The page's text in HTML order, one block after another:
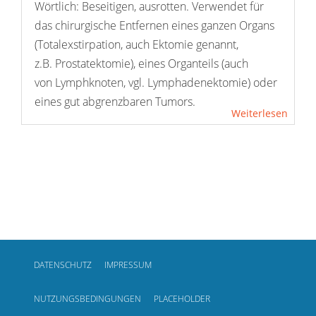
Wörtlich: Beseitigen, ausrotten. Verwendet für
das chirurgische Entfernen eines ganzen Organs
(Totalexstirpation, auch Ektomie genannt,
z.B. Prostatektomie), eines Organteils (auch
von Lymphknoten, vgl. Lymphadenektomie) oder
eines gut abgrenzbaren Tumors.
Weiterlesen
DATENSCHUTZ IMPRESSUM
NUTZUNGSBEDINGUNGEN PLACEHOLDER